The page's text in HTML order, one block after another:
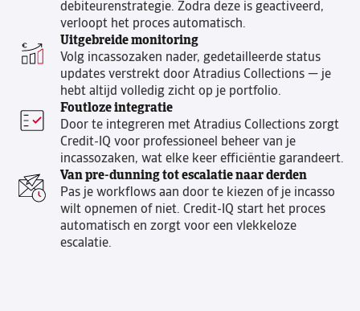
debiteurenstrategie. Zodra deze is geactiveerd,
verloopt het proces automatisch.
Uitgebreide monitoring
Volg incassozaken nader, gedetailleerde status
updates verstrekt door Atradius Collections — je
hebt altijd volledig zicht op je portfolio.
Foutloze integratie
Door te integreren met Atradius Collections zorgt
Credit-IQ voor professioneel beheer van je
incassozaken, wat elke keer efficiëntie garandeert.
Van pre-dunning tot escalatie naar derden
Pas je workflows aan door te kiezen of je incasso
wilt opnemen of niet. Credit-IQ start het proces
automatisch en zorgt voor een vlekkeloze
escalatie.